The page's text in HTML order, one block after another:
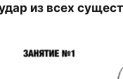
из всех